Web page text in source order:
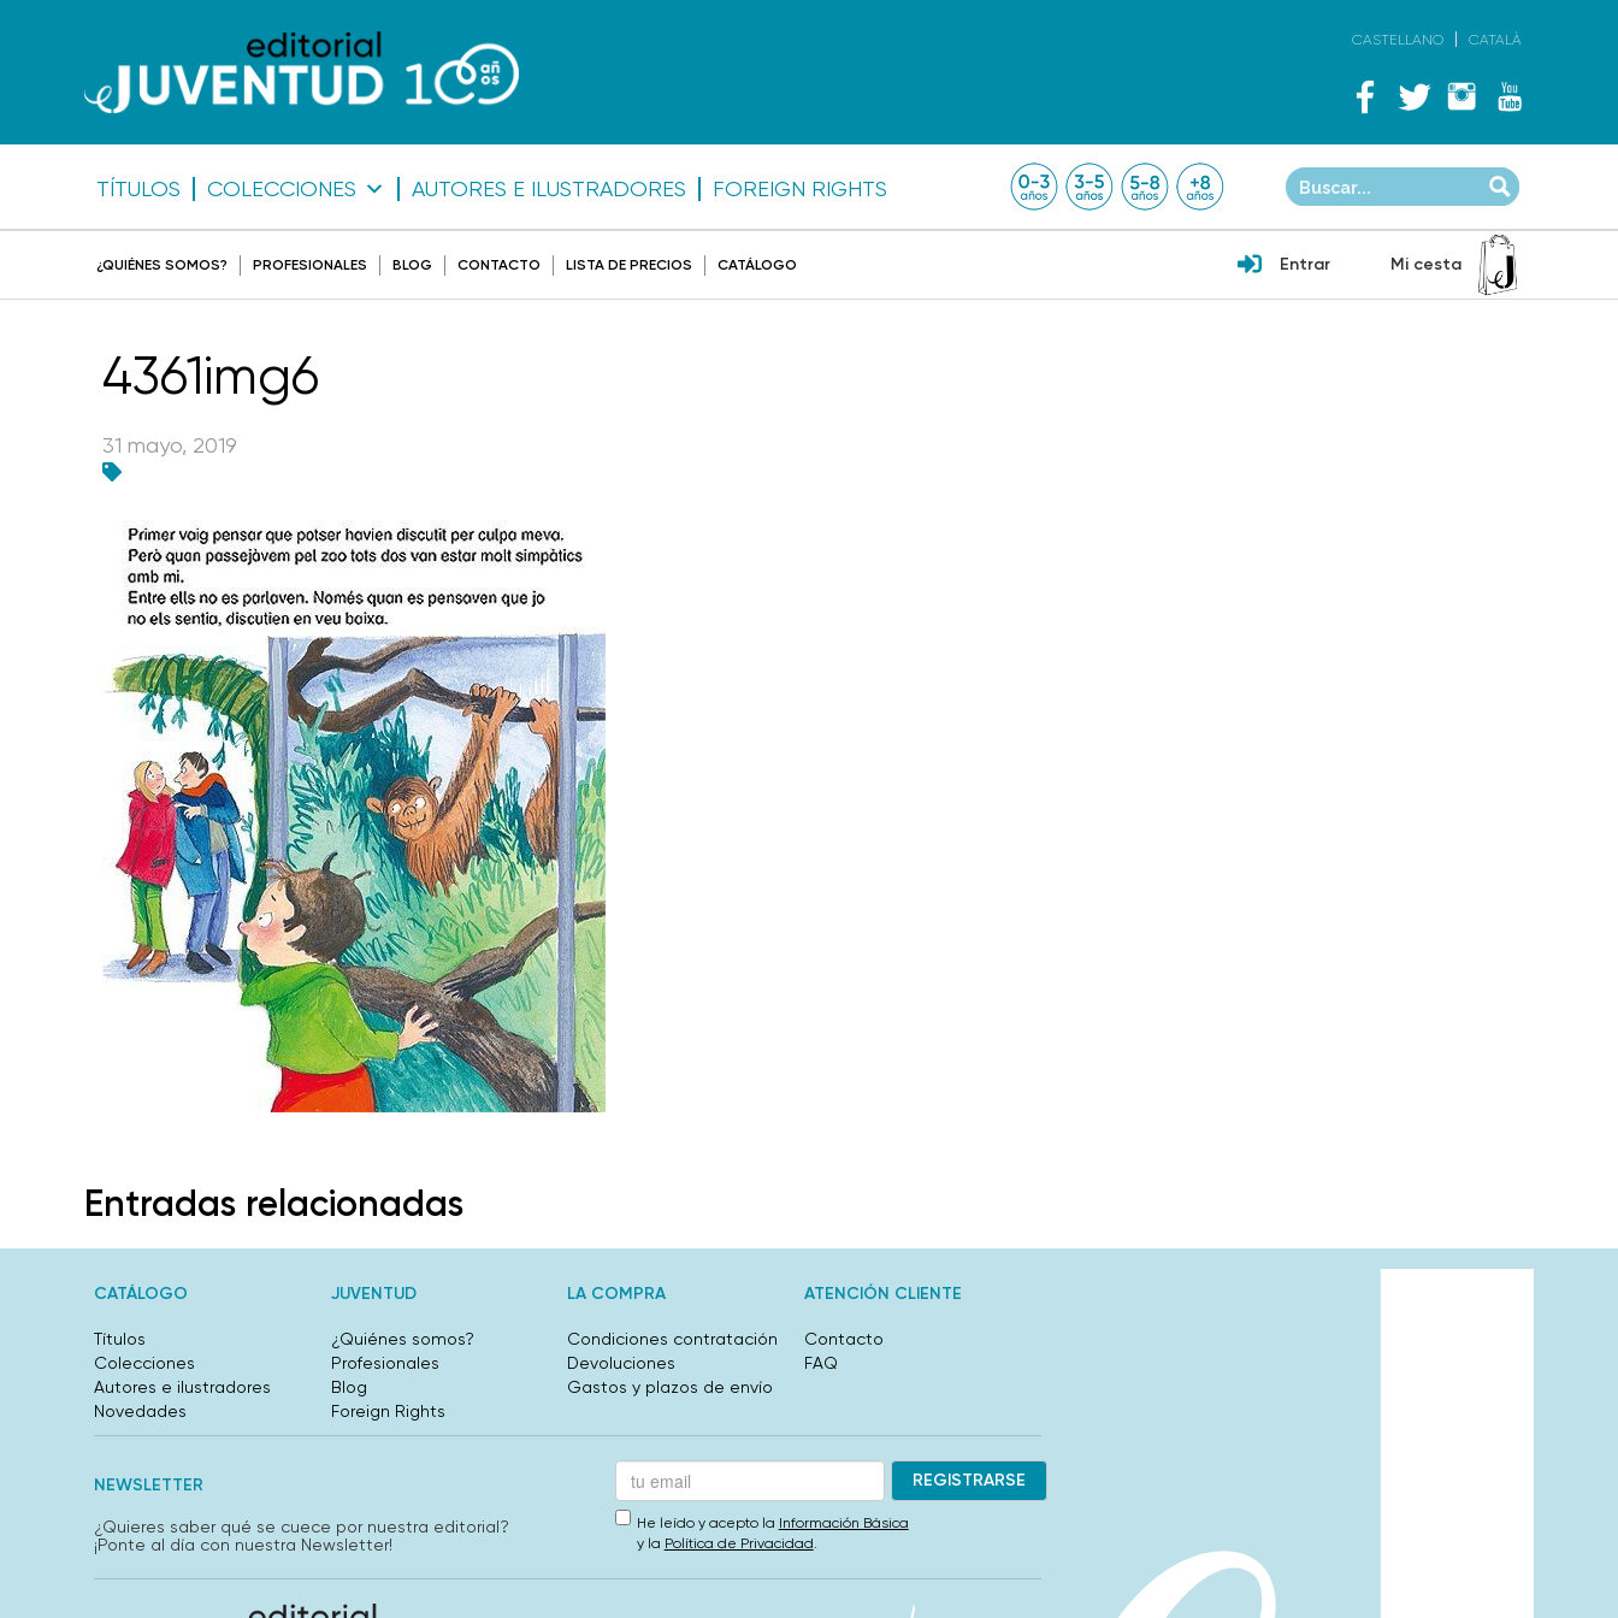
CASTELLANO CATALÀ
TÍTULOS COLECCIONES AUTORES E ILUSTRADORES FOREIGN RIGHTS
¿QUIÉNES SOMOS? PROFESIONALES BLOG CONTACTO LISTA DE PRECIOS CATÁLOGO Entrar Mi cesta
4361img6
31 mayo, 2019
Entradas relacionadas
CATÁLOGO
Títulos
Colecciones
Autores e ilustradores
Novedades
JUVENTUD
¿Quiénes somos?
Profesionales
Blog
Foreign Rights
LA COMPRA
Condiciones contratación
Devoluciones
Gastos y plazos de envío
ATENCIÓN CLIENTE
Contacto
FAQ
NEWSLETTER
¿Quieres saber qué se cuece por nuestra editorial?
¡Ponte al día con nuestra Newsletter!
He leído y acepto la Información Básica
y la Política de Privacidad.